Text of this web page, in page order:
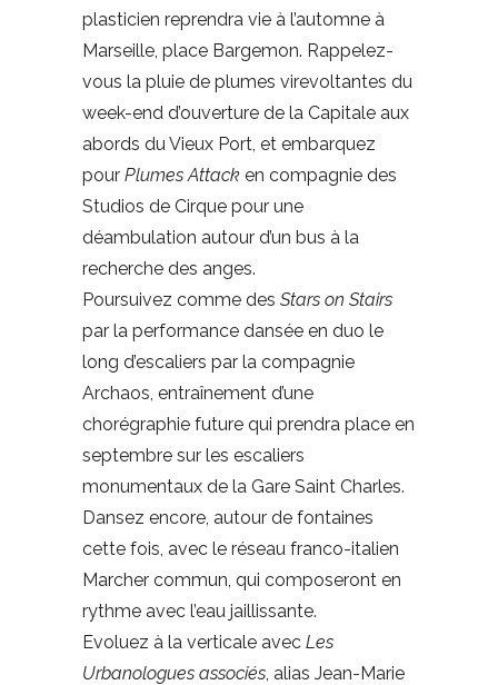
plasticien reprendra vie à l’automne à
Marseille, place Bargemon. Rappelez-
vous la pluie de plumes virevoltantes du
week-end d’ouverture de la Capitale aux
abords du Vieux Port, et embarquez
pour Plumes Attack en compagnie des
Studios de Cirque pour une
déambulation autour d’un bus à la
recherche des anges.
Poursuivez comme des Stars on Stairs
par la performance dansée en duo le
long d’escaliers par la compagnie
Archaos, entraînement d’une
chorégraphie future qui prendra place en
septembre sur les escaliers
monumentaux de la Gare Saint Charles.
Dansez encore, autour de fontaines
cette fois, avec le réseau franco-italien
Marcher commun, qui composeront en
rythme avec l’eau jaillissante.
Evoluez à la verticale avec Les
Urbanologues associés, alias Jean-Marie